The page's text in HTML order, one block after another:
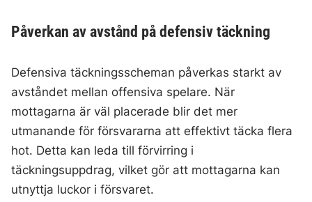
Påverkan av avstånd på defensiv täckning
Defensiva täckningsscheman påverkas starkt av
avståndet mellan offensiva spelare. När
mottagarna är väl placerade blir det mer
utmanande för försvararna att effektivt täcka flera
hot. Detta kan leda till förvirring i
täckningsuppdrag, vilket gör att mottagarna kan
utnyttja luckor i försvaret.